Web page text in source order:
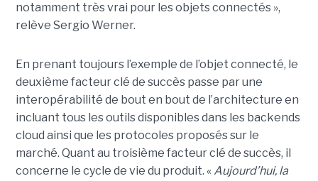
notamment très vrai pour les objets connectés »,
relève Sergio Werner.
En prenant toujours l’exemple de l’objet connecté, le
deuxième facteur clé de succès passe par une
interopérabilité de bout en bout de l’architecture en
incluant tous les outils disponibles dans les backends
cloud ainsi que les protocoles proposés sur le
marché. Quant au troisième facteur clé de succès, il
concerne le cycle de vie du produit. « Aujourd’hui, la